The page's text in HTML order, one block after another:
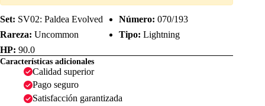
Set: SV02: Paldea Evolved Número: 070/193
Rareza: Uncommon Tipo: Lightning
HP: 90.0
Características adicionales
Calidad superior
Pago seguro
Satisfacción garantizada